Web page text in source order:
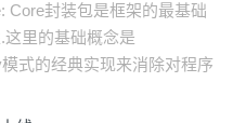
Core封装包是框架的最基础
里的基础概念是
式的经典实现来消除对程序